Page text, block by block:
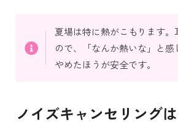
夏場は特に熱がこもります。
ので、「なんか熱いな」と感
やめたほうが安全です。
ノイズキャンセリング